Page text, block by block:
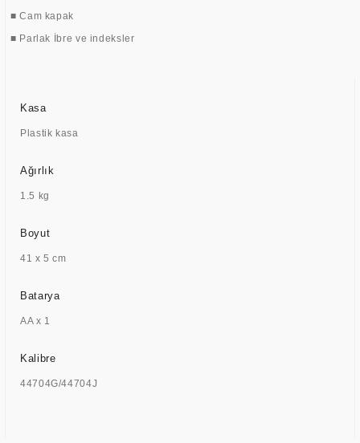
■ Cam kapak
■ Parlak İbre ve indeksler
Kasa
Plastik kasa
Ağırlık
1.5 kg
Boyut
41 x 5 cm
Batarya
AA x 1
Kalibre
44704G/44704J